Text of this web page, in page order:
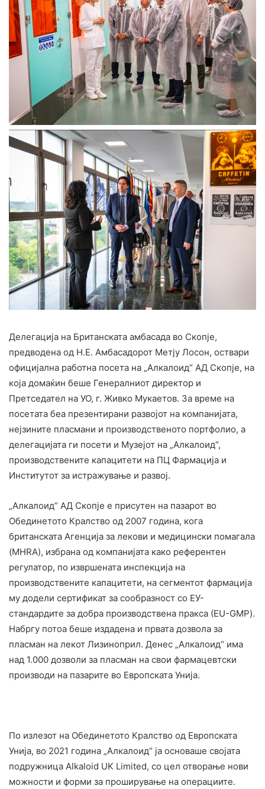
Делегација на Британската амбасада во Скопје,
предводена од Н.Е. Амбасадорот Метју Лосон, оствари
официјална работна посета на „Алкалоид“ АД Скопје, на
која домаќин беше Генералниот директор и
Претседател на УО, г. Живко Мукаетов. За време на
посетата беа презентирани развојот на компанијата,
нејзините пласмани и производственото портфолио, а
делегацијата ги посети и Музејот на „Алкалоид“,
производствените капацитети на ПЦ Фармација и
Институтот за истражување и развој.
„Алкалоид“ АД Скопје е присутен на пазарот во
Обединетото Кралство од 2007 година, кога
британската Агенција за лекови и медицински помагала
(MHRA), избрана од компанијата како референтен
регулатор, по извршената инспекција на
производствените капацитети, на сегментот фармација
му додели сертификат за сообразност со ЕУ-
стандардите за добра производствена пракса (ЕU-GMP).
Набргу потоа беше издадена и првата дозвола за
пласман на лекот Лизиноприл. Денес „Алкалоид“ има
над 1.000 дозволи за пласман на свои фармацевтски
производи на пазарите во Европската Унија.
По излезот на Обединетото Кралство од Европската
Унија, во 2021 година „Алкалоид“ ја основаше својата
подружница Alkaloid UK Limited, со цел отворање нови
можности и форми за проширување на операциите.